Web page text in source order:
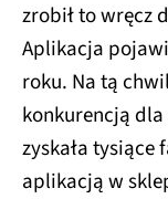
zrobił to wręcz
Aplikacja
roku. Na tą
konkurencją dla
zyskała
aplikacją w